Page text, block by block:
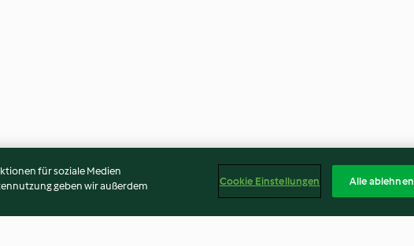
für soziale Medien
geben wir außerdem
Cookie Einstellungen Alle ablehnen